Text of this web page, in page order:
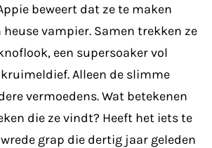
beweert dat ze te maken
vampier. Samen trekken ze
een supersoaker vol
Alleen de slimme
vermoedens. Wat betekenen
die ze vindt? Heeft het iets te
grap die dertig jaar geleden